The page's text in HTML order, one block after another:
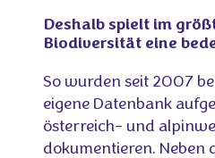
Deshalb spielt im
Biodiversität eine
So wurden seit 2007
eigene Datenbank
österreich- und
dokumentieren. Neben